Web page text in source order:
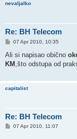
nevaljalko
Re: BH Telecom
P
s
07 Apr 2010, 10:35
Ali si napisao obično
KM ,što odstupa od
capitalist
Re: BH Telecom
P07 Apr 2010, 11:07